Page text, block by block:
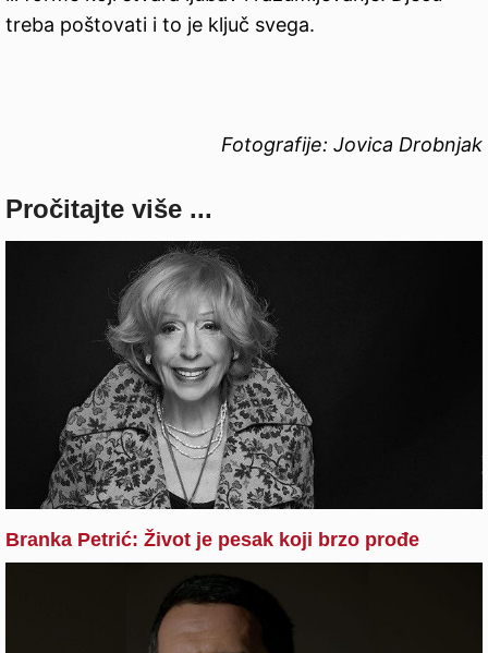
treba poštovati i to je ključ svega.
Fotografije: Jovica Drobnjak
Pročitajte više ...
Branka Petrić: Život je pesak koji brzo prođe